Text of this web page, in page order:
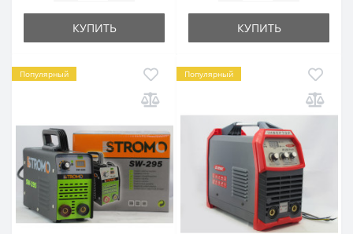
КУПИТЬ КУПИТЬ
Популярный Популярный